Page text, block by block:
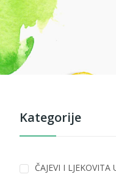
Kategorije
ČAJEVI I LJEKOVITA